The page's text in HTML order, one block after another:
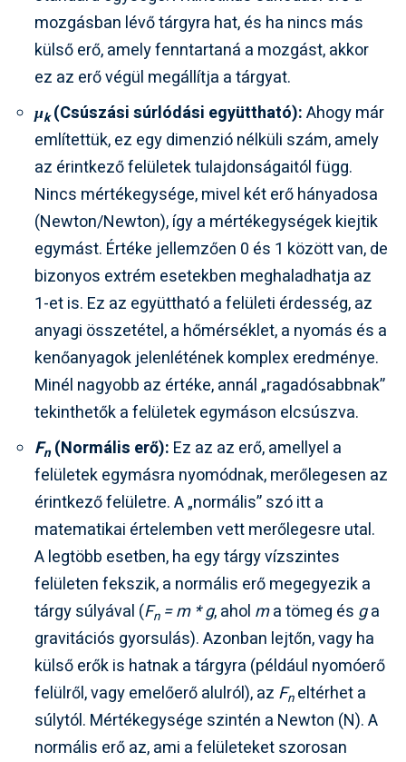
mozgásban lévő tárgyra hat, és ha nincs más
külső erő, amely fenntartaná a mozgást, akkor
ez az erő végül megállítja a tárgyat.
μk(Csúszási súrlódási együttható):Ahogy már
említettük, ez egy dimenzió nélküli szám, amely
az érintkező felületek tulajdonságaitól függ.
Nincs mértékegysége, mivel két erő hányadosa
(Newton/Newton), így a mértékegységek kiejtik
egymást. Értéke jellemzően 0 és 1 között van, de
bizonyos extrém esetekben meghaladhatja az
1-et is. Ez az együttható a felületi érdesség, az
anyagi összetétel, a hőmérséklet, a nyomás és a
kenőanyagok jelenlétének komplex eredménye.
Minél nagyobb az értéke, annál „ragadósabbnak”
tekinthetők a felületek egymáson elcsúszva.
Fn(Normális erő): Ez az az erő, amellyel a
felületek egymásra nyomódnak, merőlegesen az
érintkező felületre. A „normális” szó itt a
matematikai értelemben vett merőlegesre utal.
A legtöbb esetben, ha egy tárgy vízszintes
felületen fekszik, a normális erő megegyezik a
tárgy súlyával (Fn= m * g, ahol ma tömeg és ga
gravitációs gyorsulás). Azonban lejtőn, vagy ha
külső erők is hatnak a tárgyra (például nyomóerő
felülről, vagy emelőerő alulról), az Fneltérhet a
súlytól. Mértékegysége szintén a Newton (N). A
normális erő az, ami a felületeket szorosan